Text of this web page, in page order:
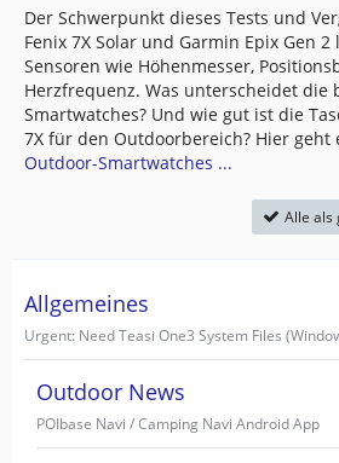
Der Schwerpunkt dieses Tests und
Fenix 7X Solar und Garmin Epix Gen
Sensoren wie Höhenmesser,
Herzfrequenz. Was unterscheidet die
Smartwatches? Und wie gut ist die
7X für den Outdoorbereich? Hier geht
Outdoor-Smartwatches ...
Alle als
Allgemeines
Outdoor News
POIbase Navi / Camping Navi Android App